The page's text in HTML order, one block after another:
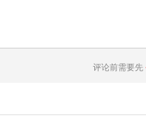
评论前需要先